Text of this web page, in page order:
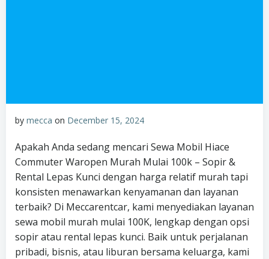
by mecca on December 15, 2024
Apakah Anda sedang mencari Sewa Mobil Hiace
Commuter Waropen Murah Mulai 100k – Sopir &
Rental Lepas Kunci dengan harga relatif murah tapi
konsisten menawarkan kenyamanan dan layanan
terbaik? Di Meccarentcar, kami menyediakan layanan
sewa mobil murah mulai 100K, lengkap dengan opsi
sopir atau rental lepas kunci. Baik untuk perjalanan
pribadi, bisnis, atau liburan bersama keluarga, kami